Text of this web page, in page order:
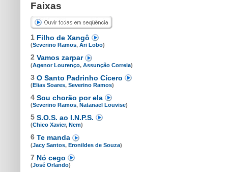
Faixas
1 Filho de Xangô
(Severino Ramos, Ari Lobo)
2 Vamos zarpar
(Agenor Lourenço, Assunção Correia)
3 O Santo Padrinho Cícero
(Elias Soares, Severino Ramos)
4 Sou chorão por ela
(Severino Ramos, Natanael Louvise)
5 S.O.S. ao I.N.P.S.
(Chico Xavier, Nem)
6 Te manda
(Jacy Santos, Eronildes de Souza)
7 Nó cego
(José Orlando)